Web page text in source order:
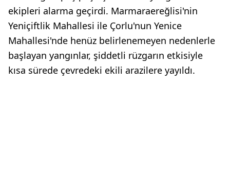
ekipleri alarma geçirdi. Marmaraereğlisi'nin
Yeniçiftlik Mahallesi ile Çorlu'nun Yenice
Mahallesi'nde henüz belirlenemeyen nedenlerle
başlayan yangınlar, şiddetli rüzgarın etkisiyle
kısa sürede çevredeki ekili arazilere yayıldı.